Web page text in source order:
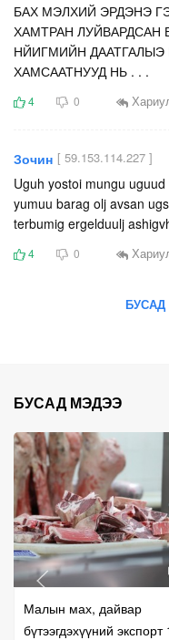
БАХ МЭЛХИЙ ЭРДЭНЭ
ХАМТРАН ЛУЙВАРДСАН
НЙИГМИЙН ДААТГАЛЫЭ
ХАМСААТНУУД НЬ . . .
4 0
Зочин [ 59.153.114.227 ]
Uguh yostoi mungu
yumuu barag olj avsan
terbumig ergelduulj
4 0
БУСАД
БУСАД МЭДЭЭ
Малын мах, дайвар
бүтээгдэхүүний экспорт